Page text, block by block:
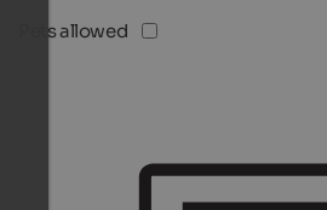
Pets allowed